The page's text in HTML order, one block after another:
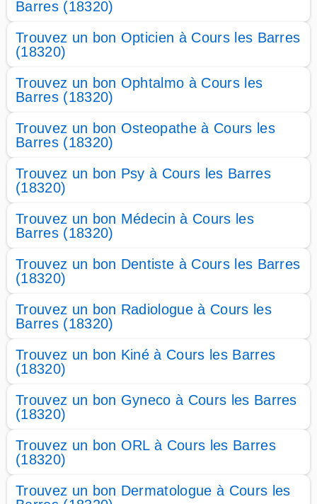
Barres (18320)
Trouvez un bon Opticien à Cours les Barres
(18320)
Trouvez un bon Ophtalmo à Cours les
Barres (18320)
Trouvez un bon Osteopathe à Cours les
Barres (18320)
Trouvez un bon Psy à Cours les Barres
(18320)
Trouvez un bon Médecin à Cours les
Barres (18320)
Trouvez un bon Dentiste à Cours les Barres
(18320)
Trouvez un bon Radiologue à Cours les
Barres (18320)
Trouvez un bon Kiné à Cours les Barres
(18320)
Trouvez un bon Gyneco à Cours les Barres
(18320)
Trouvez un bon ORL à Cours les Barres
(18320)
Trouvez un bon Dermatologue à Cours les